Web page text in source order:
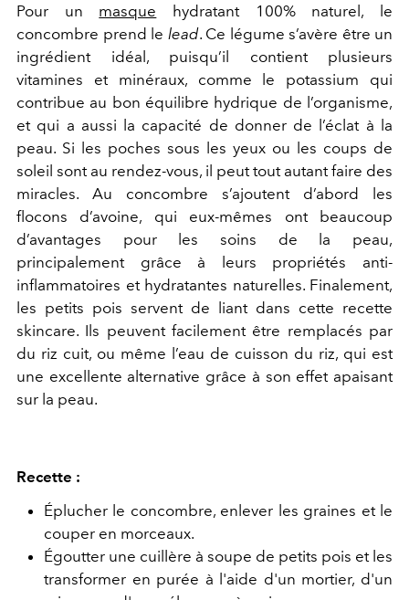
Pour un masque hydratant 100% naturel, le
concombre prend le lead. Ce légume s’avère être un
ingrédient idéal, puisqu’il contient plusieurs
vitamines et minéraux, comme le potassium qui
contribue au bon équilibre hydrique de l’organisme,
et qui a aussi la capacité de donner de l’éclat à la
peau. Si les poches sous les yeux ou les coups de
soleil sont au rendez-vous, il peut tout autant faire des
miracles. Au concombre s’ajoutent d’abord les
flocons d’avoine, qui eux-mêmes ont beaucoup
d’avantages pour les soins de la peau,
principalement grâce à leurs propriétés anti-
inflammatoires et hydratantes naturelles. Finalement,
les petits pois servent de liant dans cette recette
skincare. Ils peuvent facilement être remplacés par
du riz cuit, ou même l’eau de cuisson du riz, qui est
une excellente alternative grâce à son effet apaisant
sur la peau.
Recette :
Éplucher le concombre, enlever les graines et le
couper en morceaux.
Égoutter une cuillère à soupe de petits pois et les
transformer en purée à l'aide d'un mortier, d'un